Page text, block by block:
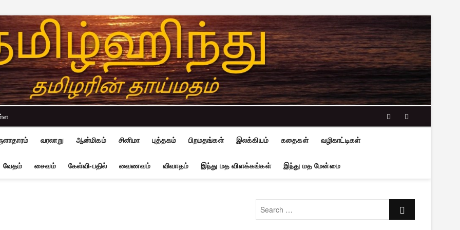
facebooktwitter
வரலாறு ஆன்மிகம் சினிமா புத்தகம் பிறமதங்கள் இலக்கியம் கதைகள் வழிகாட்டிகள்
வேதம் சைவம் கேள்வி-பதில் வைணவம் விவாதம் இந்து மத விளக்கங்கள் இந்து மத மேன்மை